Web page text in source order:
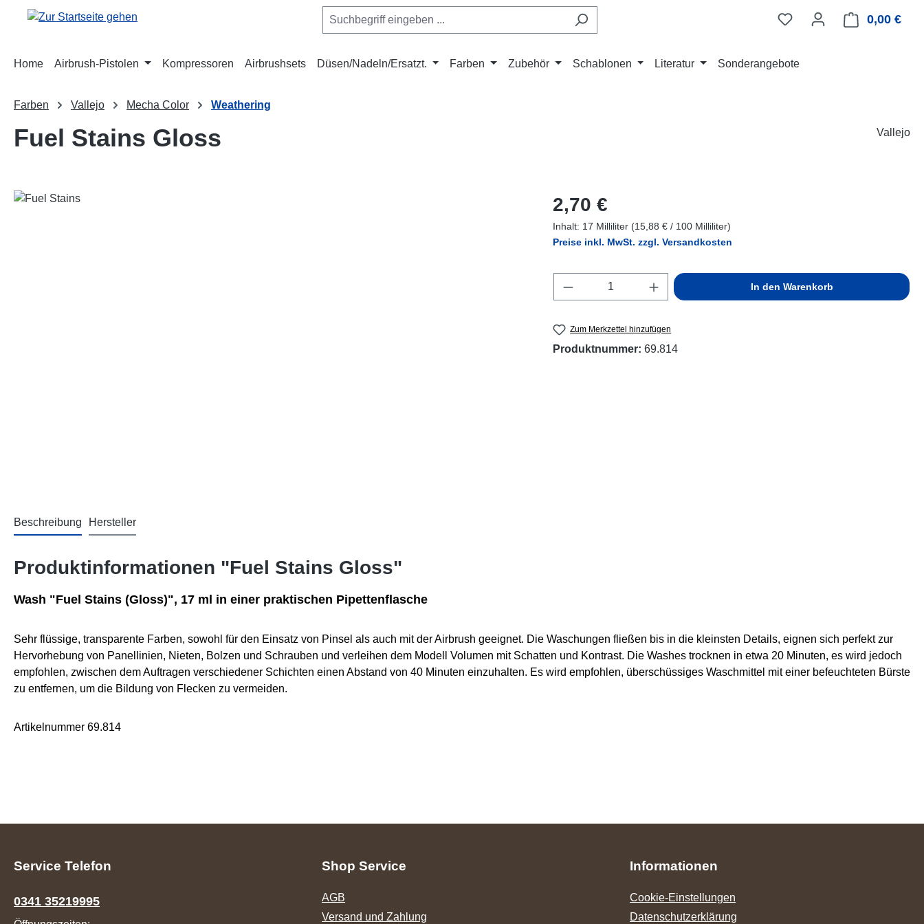
Hauptinhalt springen
Zur Suche springen
Zur Hauptnavigation springen 0,00 €
Home Airbrush-Pistolen Kompressoren Airbrushsets Düsen/Nadeln/Ersatzt. Farben Zubehör Schablonen Literatur Sonderangebote
Farben Vallejo Mecha Color Weathering
Fuel Stains Gloss Vallejo
Bildergalerie überspringen Regulärer Preis:
2,70 €
Inhalt: 17 Milliliter (15,88 € / 100 Milliliter)
Preise inkl. MwSt. zzgl. Versandkosten
Produkt Anzahl: Gib den gewünschten Wert ein
In den Warenkorb
Zum Merkzettel hinzufügen
Produktnummer: 69.814
Beschreibung Hersteller
Produktinformationen "Fuel Stains Gloss"
Wash "Fuel Stains (Gloss)", 17 ml in einer praktischen Pipettenflasche
Sehr flüssige, transparente Farben, sowohl für den Einsatz von Pinsel als auch mit der Airbrush geeignet. Die Waschungen fließen bis in die kleinsten Details, eignen sich perfekt zur
Hervorhebung von Panellinien, Nieten, Bolzen und Schrauben und verleihen dem Modell Volumen mit Schatten und Kontrast. Die Washes trocknen in etwa 20 Minuten, es wird jedoch
empfohlen, zwischen dem Auftragen verschiedener Schichten einen Abstand von 40 Minuten einzuhalten. Es wird empfohlen, überschüssiges Waschmittel mit einer befeuchteten Bürste
zu entfernen, um die Bildung von Flecken zu vermeiden.
Artikelnummer 69.814
Service Telefon
0341 35219995
Shop Service
AGB
Versand und Zahlung
Informationen
Cookie-Einstellungen
Datenschutzerklärung